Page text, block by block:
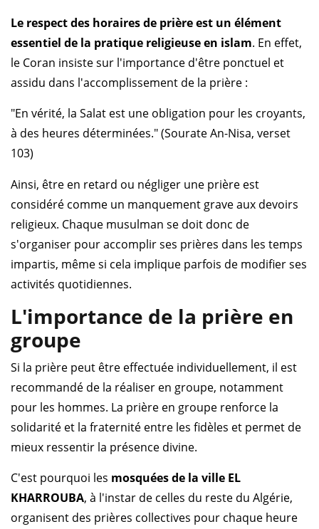
Le respect des horaires de prière est un élément
essentiel de la pratique religieuse en islam. En effet,
le Coran insiste sur l'importance d'être ponctuel et
assidu dans l'accomplissement de la prière :
"En vérité, la Salat est une obligation pour les croyants,
à des heures déterminées." (Sourate An-Nisa, verset
103)
Ainsi, être en retard ou négliger une prière est
considéré comme un manquement grave aux devoirs
religieux. Chaque musulman se doit donc de
s'organiser pour accomplir ses prières dans les temps
impartis, même si cela implique parfois de modifier ses
activités quotidiennes.
L'importance de la prière en
groupe
Si la prière peut être effectuée individuellement, il est
recommandé de la réaliser en groupe, notamment
pour les hommes. La prière en groupe renforce la
solidarité et la fraternité entre les fidèles et permet de
mieux ressentir la présence divine.
C'est pourquoi les mosquées de la ville EL
KHARROUBA, à l'instar de celles du reste du Algérie,
organisent des prières collectives pour chaque heure